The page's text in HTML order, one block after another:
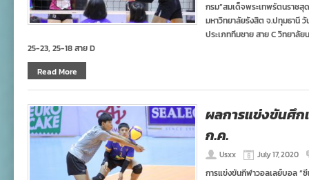
กรม”สมเด็จพระเทพรัตนราช
มหาวิทยาลัยรังสิต จ.ปทุมธานี
ประเภททีมชาย สาย C วิทยาลั
25-23, 25-18 สาย D
Read More
ผลการแข่งขันศึก
ก.ค.
Usxx July 17, 2020
การแข่งขันกีฬาวอลเลย์บอล “